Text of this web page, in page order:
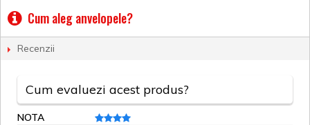
Cum aleg anvelopele?
Recenzii
Cum evaluezi acest produs?
NOTA